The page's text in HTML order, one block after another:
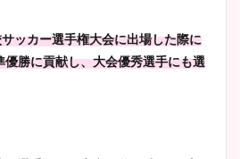
ッカー選手権大会に出場した際に
優勝に貢献し、大会優秀選手にも選